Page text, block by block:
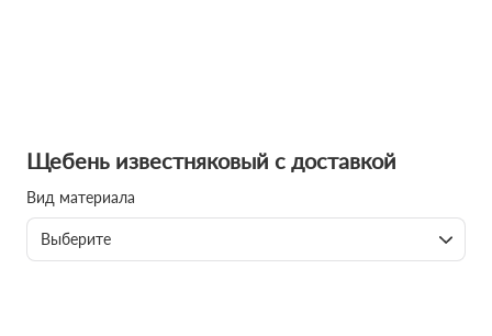
Щебень известняковый с доставкой
Вид материала
Выберите